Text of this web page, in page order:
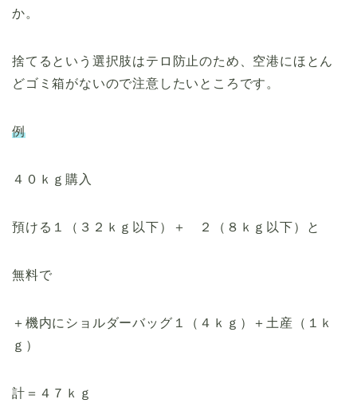
か。
捨てるという選択肢はテロ防止のため、空港にほとん
どゴミ箱がないので注意したいところです。
例
４０ｋｇ購入
預ける１（３２ｋｇ以下）＋ ２（８ｋｇ以下）と
無料で
＋機内にショルダーバッグ１（４ｋｇ）＋土産（１ｋ
ｇ）
計＝４７ｋｇ